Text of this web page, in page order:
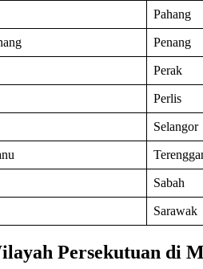
Pahang
Penang
Perak
Perlis
Selangor
Sabah
Sarawak
Persekutuan di